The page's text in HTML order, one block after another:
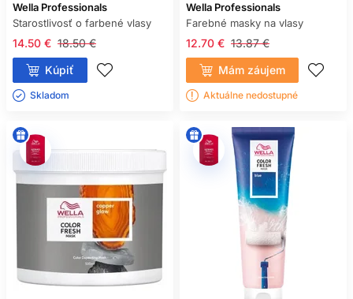
Wella Professionals
Starostlivosť o farbené vlasy
18.50 €
14.50 €
Kúpiť
Skladom ㅤ
Wella Professionals
Farebné masky na vlasy
13.87 €
12.70 €
Mám záujem
Aktuálne nedostupné